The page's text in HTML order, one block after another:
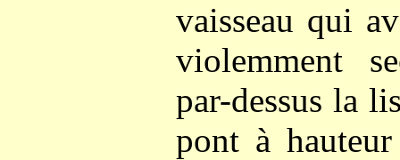
vaisseau qui
violemment
par-dessus la
pont à